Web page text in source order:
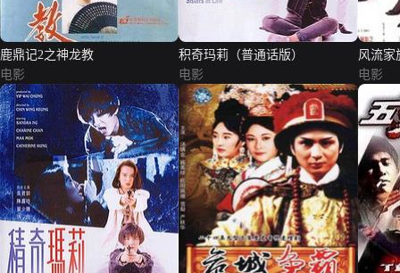
鹿鼎记2之神龙教
电影
积奇玛莉（普通话版）
电影
风流家
电影